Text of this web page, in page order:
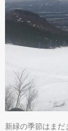
新緑の季節はまだ